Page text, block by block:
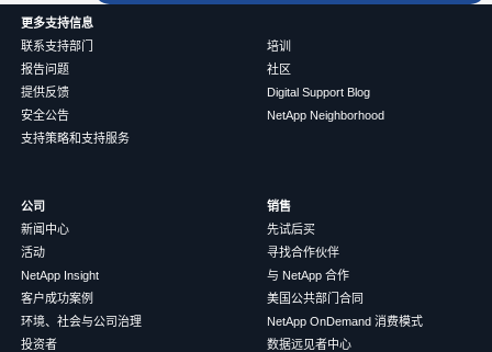
更多支持信息
联系支持部门
报告问题
提供反馈
安全公告
支持策略和支持服务
培训
社区
Digital Support Blog
NetApp Neighborhood
公司
新闻中心
活动
NetApp Insight
客户成功案例
环境、社会与公司治理
投资者
销售
先试后买
寻找合作伙伴
与 NetApp 合作
美国公共部门合同
NetApp OnDemand 消费模式
数据远见者中心